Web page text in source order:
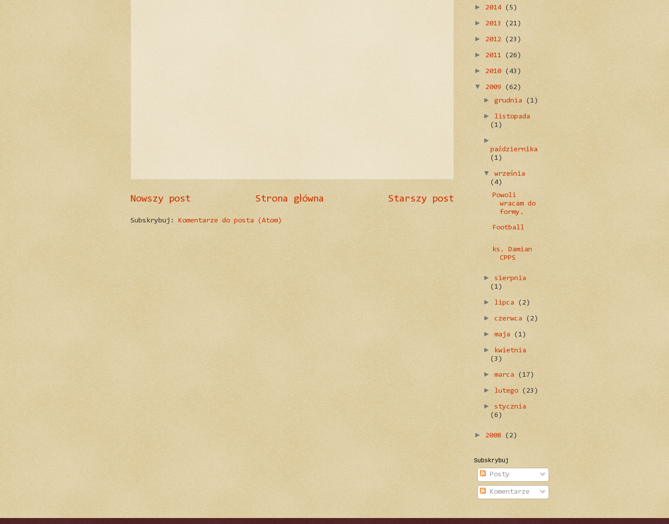
Nowszy post Starszy post
Strona główna
Subskrybuj: Komentarze do posta (Atom)
► 2014 (5)
► 2013 (21)
► 2012 (23)
► 2011 (26)
► 2010 (43)
▼ 2009 (62)
► grudnia (1)
►
listopada
(1)
►
października
(1)
▼ września
(4)
Powoli
wracam do
formy.
Football
ks. Damian
CPPS
►
sierpnia
(1)
► lipca (2)
► czerwca (2)
► maja (1)
►
kwietnia
(3)
► marca (17)
► lutego (23)
►
stycznia
(6)
► 2008 (2)
Subskrybuj
Posty
Komentarze